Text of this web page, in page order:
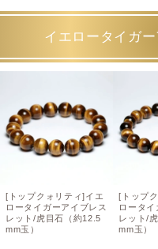
イエロータイガ
[トップクォリティ]イエ
ロータイガーアイブレス
レット/虎目石（約12.5
mm玉）
[トップ
ロータイ
レット/
mm玉）